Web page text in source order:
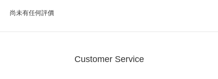
尚未有任何評價
Customer Service